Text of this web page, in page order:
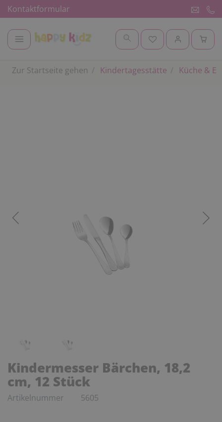
Kontaktformular
Zur Startseite gehen Kindertagesstätte Küche &
Kindermesser Bärchen, 18,2
cm, 12 Stück
Artikelnummer 5605